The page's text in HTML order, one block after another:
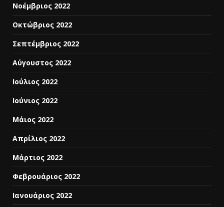
Νοέμβριος 2022
Οκτώβριος 2022
Σεπτέμβριος 2022
Αύγουστος 2022
Ιούλιος 2022
Ιούνιος 2022
Μάιος 2022
Απρίλιος 2022
Μάρτιος 2022
Φεβρουάριος 2022
Ιανουάριος 2022